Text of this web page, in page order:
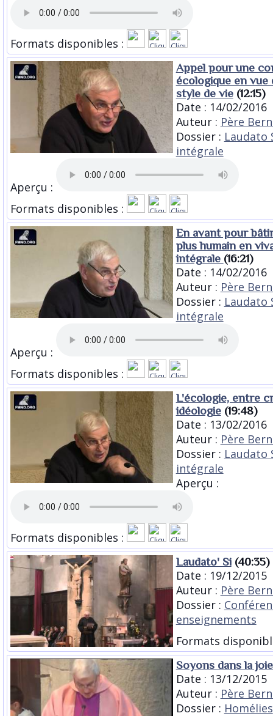
Formats disponibles :
Appel pour une
écologique en vue
style de vie(12:15)
Date : 14/02/2016
Auteur : Père
Dossier : Laudato
intégrale
Aperçu :
Formats disponibles :
En avant pour
plus humain en
intégrale (16:21)
Date : 14/02/2016
Auteur : Père
Dossier : Laudato
intégrale
Aperçu :
Formats disponibles :
L'écologie, entre
idéologie(19:48)
Date : 13/02/2016
Auteur : Père
Dossier : Laudato
intégrale
Aperçu :
Formats disponibles :
Laudato' Si(40:35)
Date : 19/12/2015
Auteur : Père
Dossier :
enseignements
Formats
Soyons dans la
Date : 13/12/2015
Auteur : Père
Dossier : Homélies